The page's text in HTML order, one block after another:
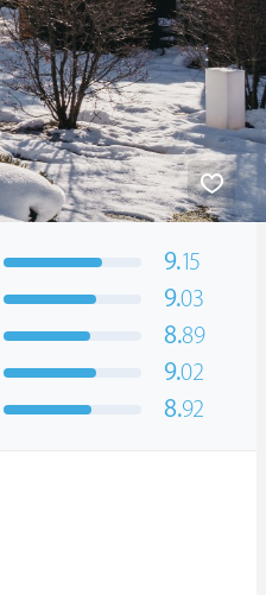
9.15
9.03
8.89
9.02
8.92